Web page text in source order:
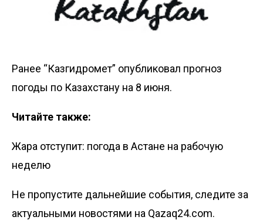
Ранее “Казгидромет” опубликовал прогноз
погоды по Казахстану на 8 июня.
Читайте также:
Жара отступит: погода в Астане на рабочую
неделю
Не пропустите дальнейшие события, следите за
актуальными новостями на Qazaq24.com.